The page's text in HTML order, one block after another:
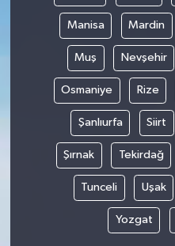
Manisa Mardin
Muş Nevşehir
Osmaniye Rize
Şanlıurfa Siirt
Şırnak Tekirdağ
Tunceli Uşak
Yozgat